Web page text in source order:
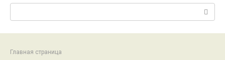
Главная страница